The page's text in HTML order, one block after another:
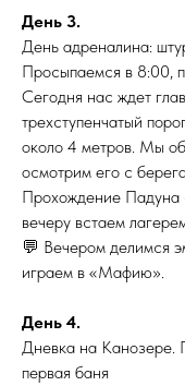
День 3.
День адреналина:
Просыпаемся в 8:00,
Сегодня нас ждет
трехступенчатый
около 4 метров. Мы
осмотрим его с
Прохождение Падуна
вечеру встаем
💬 Вечером делимся
играем в «Мафию».
День 4.
Дневка на Канозере.
первая баня